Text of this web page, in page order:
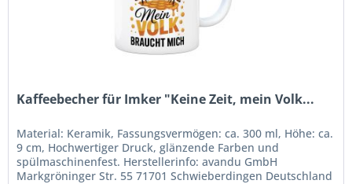
Kaffeebecher für Imker "Keine Zeit, mein Volk...
Material: Keramik, Fassungsvermögen: ca. 300 ml, Höhe: ca.
9 cm, Hochwertiger Druck, glänzende Farben und
spülmaschinenfest. Herstellerinfo: avandu GmbH
Markgröninger Str. 55 71701 Schwieberdingen Deutschland